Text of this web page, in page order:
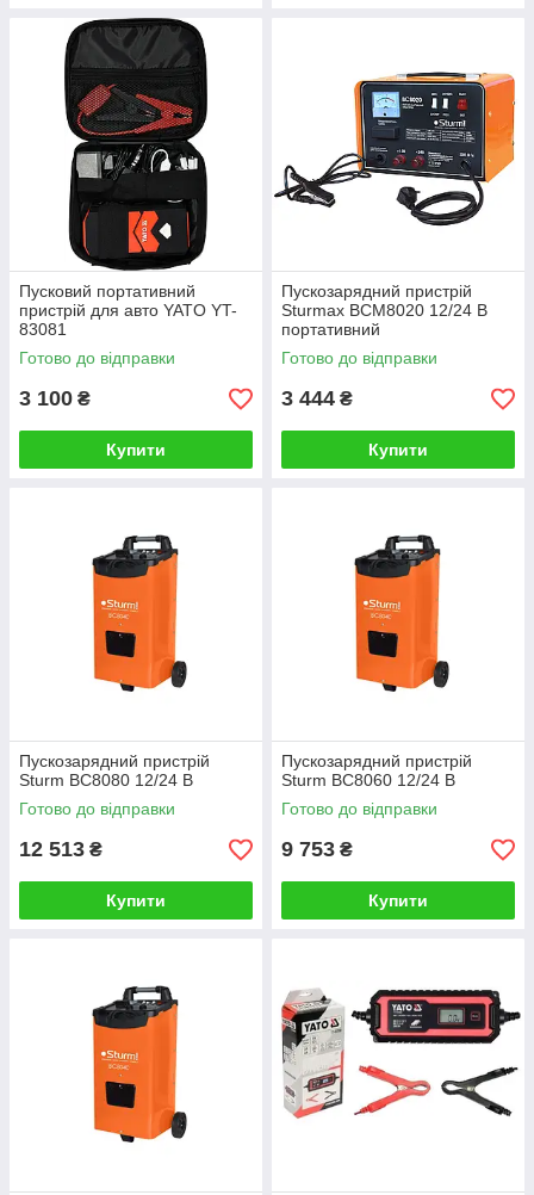
Пусковий портативний
пристрій для авто YATO YT-
83081
Готово до відправки
3 100 ₴
Купити
Пускозарядний пристрій
Sturmax BCM8020 12/24 В
портативний
Готово до відправки
3 444 ₴
Купити
Пускозарядний пристрій
Sturm BC8080 12/24 В
Готово до відправки
12 513 ₴
Купити
Пускозарядний пристрій
Sturm BC8060 12/24 В
Готово до відправки
9 753 ₴
Купити